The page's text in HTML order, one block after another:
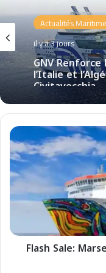
Actualités
il y a 3 jours
GNV
l’Italie et
Civitavecchia
F
l
a
s
h
S
e
Flash Sale: